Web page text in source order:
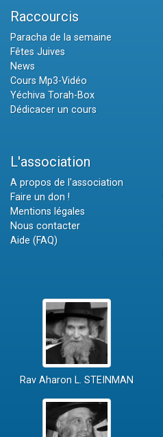
Raccourcis
Paracha de la semaine
Fêtes Juives
News
Cours Mp3-Vidéo
Yéchiva Torah-Box
Dédicacer un cours
L'association
A propos de l'association
Faire un don !
Mentions légales
Nous contacter
Aide (FAQ)
Rav Aharon L. STEINMAN